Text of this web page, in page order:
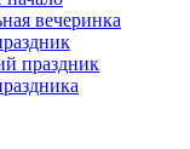
вечеринка
праздник